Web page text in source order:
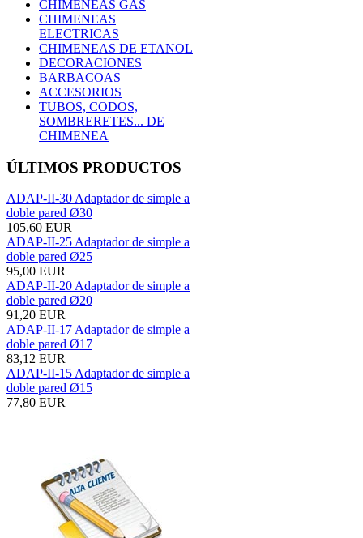
CHIMENEAS GAS
CHIMENEAS
ELECTRICAS
CHIMENEAS DE ETANOL
DECORACIONES
BARBACOAS
ACCESORIOS
TUBOS, CODOS,
SOMBRERETES... DE
CHIMENEA
ÚLTIMOS PRODUCTOS
ADAP-II-30 Adaptador de simple a
doble pared Ø30
105,60 EUR
ADAP-II-25 Adaptador de simple a
doble pared Ø25
95,00 EUR
ADAP-II-20 Adaptador de simple a
doble pared Ø20
91,20 EUR
ADAP-II-17 Adaptador de simple a
doble pared Ø17
83,12 EUR
ADAP-II-15 Adaptador de simple a
doble pared Ø15
77,80 EUR